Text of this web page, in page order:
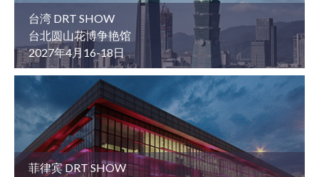
台湾 DRT SHOW
台北圆山花博争艳馆
2027年4月16-18日
菲律宾 DRT SHOW